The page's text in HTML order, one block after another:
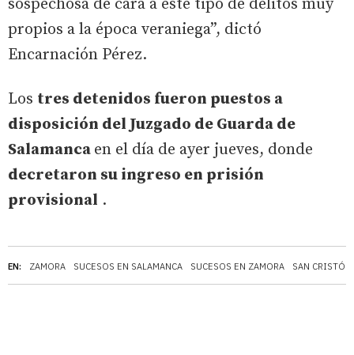
EN: ZAMORA SUCESOS EN SALAMANCA SUCESOS EN ZAMORA SAN
sospechosa de cara a este tipo de delitos muy
propios a la época veraniega”, dictó
Encarnación Pérez.
Los tres detenidos fueron puestos a
disposición del Juzgado de Guarda de
Salamanca en el día de ayer jueves, donde
decretaron su ingreso en prisión
provisional .